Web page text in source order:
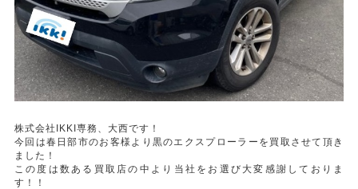
株式会社IKKI専務、大西です！
今回は春日部市のお客様より黒のエクスプローラーを買取させて頂き
ました！
この度は数ある買取店の中より当社をお選び大変感謝しておりま
す！！